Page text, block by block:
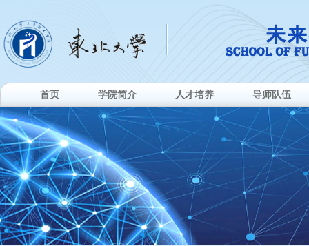
首页 学院简介 人才培养 导师队伍